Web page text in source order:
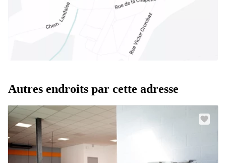
Autres endroits par cette adresse